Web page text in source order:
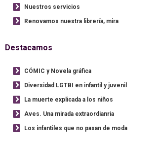
Nuestros servicios
Renovamos nuestra librería, mira
Destacamos
CÓMIC y Novela gráfica
Diversidad LGTBI en infantil y juvenil
La muerte explicada a los niños
Aves. Una mirada extraordianria
Los infantiles que no pasan de moda